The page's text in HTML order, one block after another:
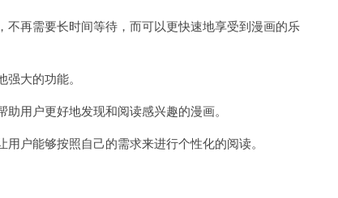
再需要长时间等待，而可以更快速地享受到漫画的乐
大的功能。
用户更好地发现和阅读感兴趣的漫画。
户能够按照自己的需求来进行个性化的阅读。